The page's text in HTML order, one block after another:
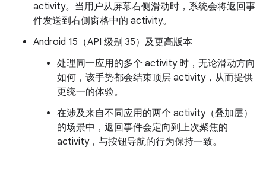
activity。当用户从屏幕右侧滑动时，系统会将返回事
件发送到右侧窗格中的 activity。
Android 15（API 级别 35）及更高版本
处理同一应用的多个 activity 时，无论滑动方向
如何，该手势都会结束顶层 activity，从而提供
更统一的体验。
在涉及来自不同应用的两个 activity（叠加层）
的场景中，返回事件会定向到上次聚焦的
activity，与按钮导航的行为保持一致。